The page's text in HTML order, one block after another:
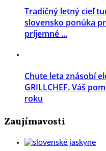
Tradičný letný cieľ
slovensko ponúka
príjemné ...
Chute leta znásobí
GRILLCHEF. Váš
roku
Zaujímavosti